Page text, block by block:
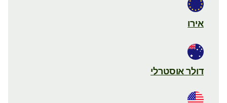
אירו
דולר אוסטרלי